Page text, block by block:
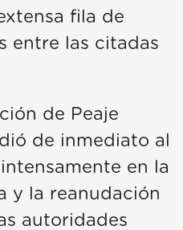
fila de
entre las citadas
de Peaje
de inmediato al
en la
y la reanudación
autoridades